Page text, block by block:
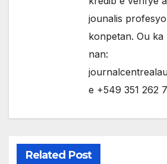
jounalis
konpetan. Ou
nan:
e +549 351 262
Related Post